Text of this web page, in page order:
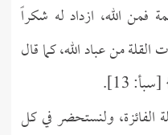
فمن الله، ازداد له شكراً
من عباد الله، كما قال
13].
ولنستحضر في كل